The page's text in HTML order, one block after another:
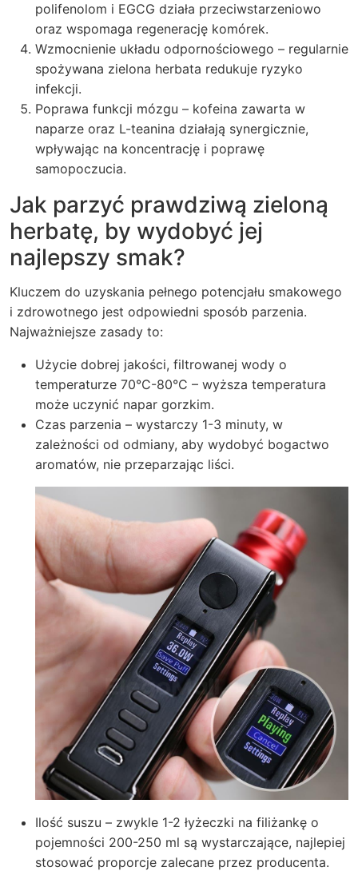
polifenolom i EGCG działa przeciwstarzeniowo
oraz wspomaga regenerację komórek.
Wzmocnienie układu odpornościowego – regularnie
spożywana zielona herbata redukuje ryzyko
infekcji.
Poprawa funkcji mózgu – kofeina zawarta w
naparze oraz L-teanina działają synergicznie,
wpływając na koncentrację i poprawę
samopoczucia.
Jak parzyć prawdziwą zieloną
herbatę, by wydobyć jej
najlepszy smak?
Kluczem do uzyskania pełnego potencjału smakowego
i zdrowotnego jest odpowiedni sposób parzenia.
Najważniejsze zasady to:
Użycie dobrej jakości, filtrowanej wody o
temperaturze 70°C-80°C – wyższa temperatura
może uczynić napar gorzkim.
Czas parzenia – wystarczy 1-3 minuty, w
zależności od odmiany, aby wydobyć bogactwo
aromatów, nie przeparzając liści.
Ilość suszu – zwykle 1-2 łyżeczki na filiżankę o
pojemności 200-250 ml są wystarczające, najlepiej
stosować proporcje zalecane przez producenta.